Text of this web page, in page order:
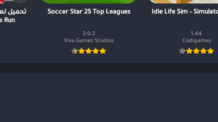
Idle Life Sim –
1.44
Codigames
Soccer Star 25 Top Leagues
3.0.2
Viva Games Studios
Run مهكرة وكاملة 2023